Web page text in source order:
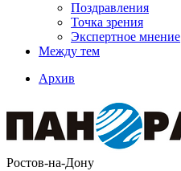
Поздравления
Точка зрения
Экспертное мнение
Между тем
Архив
Ростов-на-Дону